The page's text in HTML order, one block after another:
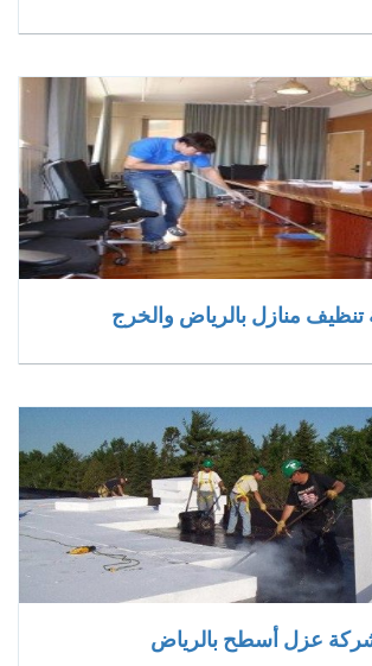
منازل بالرياض والخرج
عزل أسطح بالرياض